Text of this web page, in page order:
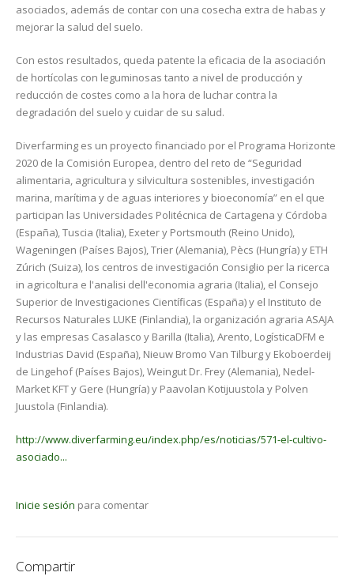
asociados, además de contar con una cosecha extra de habas y
mejorar la salud del suelo.
Con estos resultados, queda patente la eficacia de la asociación
de hortícolas con leguminosas tanto a nivel de producción y
reducción de costes como a la hora de luchar contra la
degradación del suelo y cuidar de su salud.
Diverfarming es un proyecto financiado por el Programa Horizonte
2020 de la Comisión Europea, dentro del reto de “Seguridad
alimentaria, agricultura y silvicultura sostenibles, investigación
marina, marítima y de aguas interiores y bioeconomía” en el que
participan las Universidades Politécnica de Cartagena y Córdoba
(España), Tuscia (Italia), Exeter y Portsmouth (Reino Unido),
Wageningen (Países Bajos), Trier (Alemania), Pècs (Hungría) y ETH
Zúrich (Suiza), los centros de investigación Consiglio per la ricerca
in agricoltura e l'analisi dell'economia agraria (Italia), el Consejo
Superior de Investigaciones Científicas (España) y el Instituto de
Recursos Naturales LUKE (Finlandia), la organización agraria ASAJA
y las empresas Casalasco y Barilla (Italia), Arento, LogísticaDFM e
Industrias David (España), Nieuw Bromo Van Tilburg y Ekoboerdeij
de Lingehof (Países Bajos), Weingut Dr. Frey (Alemania), Nedel-
Market KFT y Gere (Hungría) y Paavolan Kotijuustola y Polven
Juustola (Finlandia).
http://www.diverfarming.eu/index.php/es/noticias/571-el-cultivo-
asociado...
Inicie sesión para comentar
Compartir